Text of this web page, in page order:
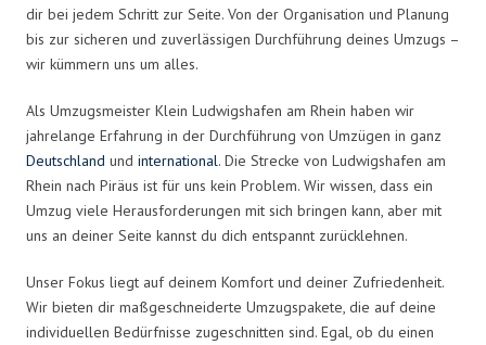
dir bei jedem Schritt zur Seite. Von der Organisation und Planung
bis zur sicheren und zuverlässigen Durchführung deines Umzugs –
wir kümmern uns um alles.
Als Umzugsmeister Klein Ludwigshafen am Rhein haben wir
jahrelange Erfahrung in der Durchführung von Umzügen in ganz
Deutschland und international. Die Strecke von Ludwigshafen am
Rhein nach Piräus ist für uns kein Problem. Wir wissen, dass ein
Umzug viele Herausforderungen mit sich bringen kann, aber mit
uns an deiner Seite kannst du dich entspannt zurücklehnen.
Unser Fokus liegt auf deinem Komfort und deiner Zufriedenheit.
Wir bieten dir maßgeschneiderte Umzugspakete, die auf deine
individuellen Bedürfnisse zugeschnitten sind. Egal, ob du einen